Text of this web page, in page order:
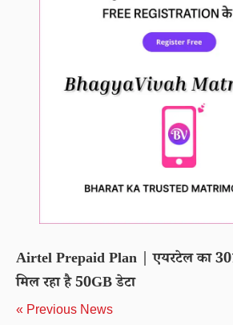
Airtel Prepaid Plan | एयरटेल का
मिल रहा है 50GB डेटा
« Previous News